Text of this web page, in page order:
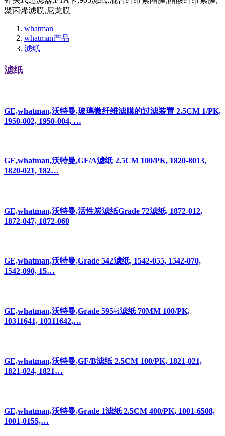
whatman
whatman产品
滤纸
滤纸
GE,whatman,沃特曼,玻璃微纤维滤膜的过滤装置 2.5CM 1/PK,
1950-002, 1950-004, …
GE,whatman,沃特曼,GF/A滤纸 2.5CM 100/PK, 1820-8013,
1820-021, 182…
GE,whatman,沃特曼,活性炭滤纸Grade 72滤纸, 1872-012,
1872-047, 1872-060
GE,whatman,沃特曼,Grade 542滤纸, 1542-055, 1542-070,
1542-090, 15…
GE,whatman,沃特曼,Grade 595½滤纸 70MM 100/PK,
10311641, 10311642,…
GE,whatman,沃特曼,GF/B滤纸 2.5CM 100/PK, 1821-021,
1821-024, 1821…
GE,whatman,沃特曼,Grade 1滤纸 2.5CM 400/PK, 1001-6508,
1001-0155,…